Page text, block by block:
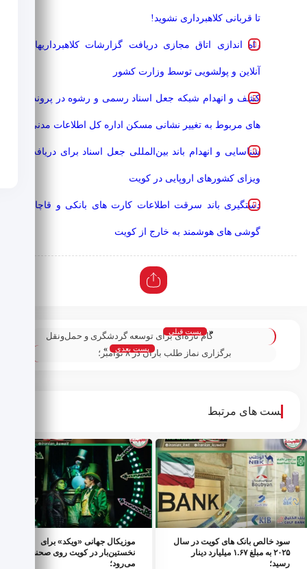
تا قربانی کلاهبرداری نشوید!
راه اندازی اتاق مجازی دریافت گزارشات کلاهبرداریهای
آنلاین و پولشویی توسط وزارت کشور
کشف و انهدام شبکه جعل اسناد رسمی و رشوه در پرونده
های مربوط به تغییر نشانی مسکن اداره کل اطلاعات مدنی
شناسایی و انهدام باند بین‌المللی جعل اسناد برای دریافت
ویزای کشورهای اروپایی در کویت
دستگیری باند سرقت اطلاعات کارت های بانکی و قاچاق
گوشی های هوشمند به خارج از کویت
پست قبلی
گام تازه‌ای برای توسعه گردشگری و حمل‌ونقل
هوایی؛ امضای تفاهم‌نامه همکاری «هواپیمایی
برگزاری نماز طلب باران در ۸ نوامبر؛پست بعدی »
پست های مرتبط
سود خالص بانک های کویت در سال
۲۰۲۵ به مبلغ ۱.۶۷ میلیارد دینار
رسید؛
موزیکال جهانی «ویکد» برای
نخستین‌بار در کویت روی صحنه
می‌رود؛